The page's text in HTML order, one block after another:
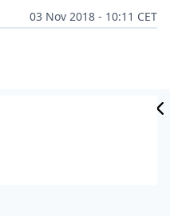
03 Nov 2018 - 10:11 CET